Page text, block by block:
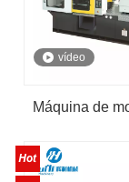
vídeo
Máquina de
instalación de